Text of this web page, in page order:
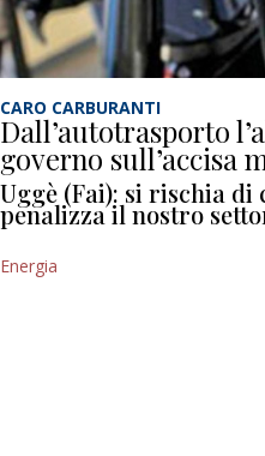
CARO CARBURANTI
Dall’autotrasporto
governo sull’accisa
Uggè (Fai): si rischia
penalizza il nostro
Energia